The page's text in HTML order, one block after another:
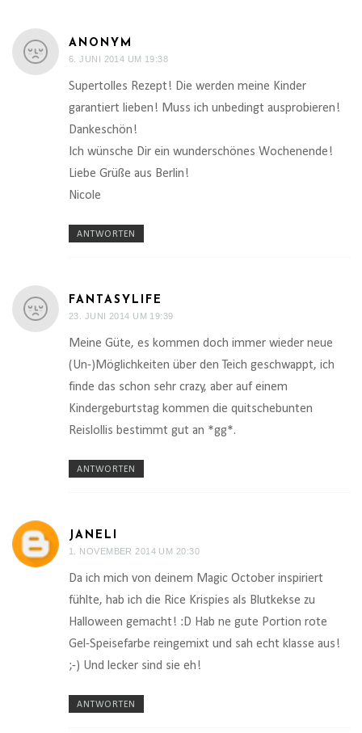
ANONYM
6. JUNI 2014 UM 19:38
Supertolles Rezept! Die werden meine Kinder
garantiert lieben! Muss ich unbedingt ausprobieren!
Dankeschön!
Ich wünsche Dir ein wunderschönes Wochenende!
Liebe Grüße aus Berlin!
Nicole
ANTWORTEN
FANTASYLIFE
23. JUNI 2014 UM 19:39
Meine Güte, es kommen doch immer wieder neue
(Un-)Möglichkeiten über den Teich geschwappt, ich
finde das schon sehr crazy, aber auf einem
Kindergeburtstag kommen die quitschebunten
Reislollis bestimmt gut an *gg*.
ANTWORTEN
JANELI
1. NOVEMBER 2014 UM 20:30
Da ich mich von deinem Magic October inspiriert
fühlte, hab ich die Rice Krispies als Blutkekse zu
Halloween gemacht! :D Hab ne gute Portion rote
Gel-Speisefarbe reingemixt und sah echt klasse aus!
;-) Und lecker sind sie eh!
ANTWORTEN